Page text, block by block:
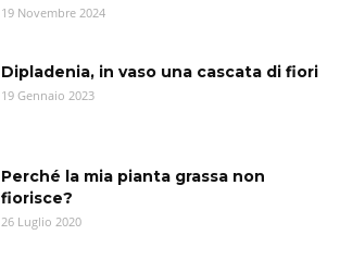
19 Novembre 2024
Dipladenia, in vaso una cascata di fiori
19 Gennaio 2023
Perché la mia pianta grassa non
fiorisce?
26 Luglio 2020